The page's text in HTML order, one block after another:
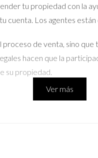
tu propiedad con la
cuenta. Los agentes
de venta, sino
hacen que la
su propiedad.
Ver más